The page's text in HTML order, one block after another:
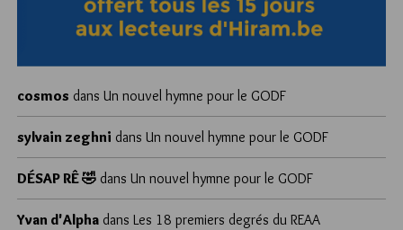
cosmos dans Un nouvel hymne pour le GODF
sylvain zeghni dans Un nouvel hymne pour le GODF
DÉSAP RÊ 🤣 dans Un nouvel hymne pour le GODF
Yvan d'Alpha dans Les 18 premiers degrés du REAA